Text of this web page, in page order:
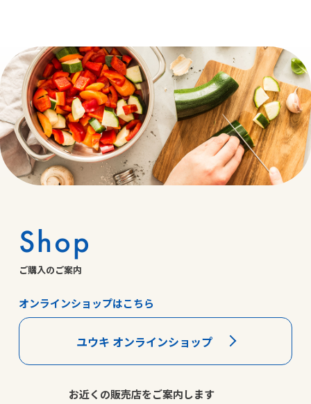
Shop
ご購入のご案内
オンラインショップはこちら
ユウキ オンラインショップ
お近くの販売店をご案内します